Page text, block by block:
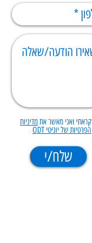
קראתי ואני מאשר אתמדיניות
הפרטיות של יוניטי ODT
שלח/י